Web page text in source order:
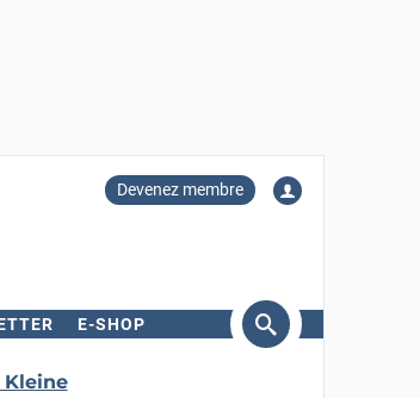
Devenez membre
E-SHOP
Kleine